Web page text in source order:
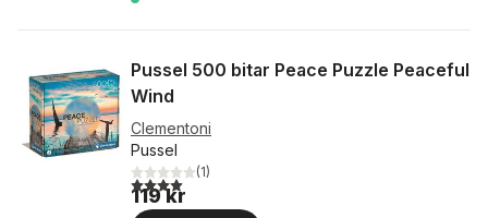
Pussel 500 bitar Peace Puzzle Peaceful
Wind
Clementoni
Pussel
4,0utav 5 stjärnor. Totalt antal röster:
(1)
119 kr